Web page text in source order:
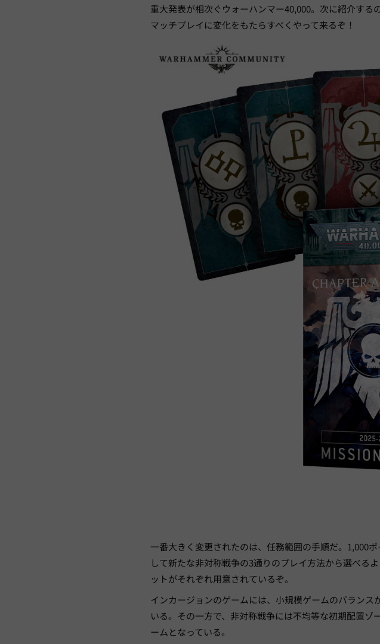
重大発表が相次ぐウォーハンマー40,000。次に紹介する
マッチプレイに変化をもたらすべくやって来るぞ！
一番大きく変更されたのは、任務範囲の手順だ。1,000
して新たな非対称戦争の3通りのプレイ方法から選べる
ットがそれぞれ用意されているぞ。
インカージョンのゲームには、小規模ゲームのバラン
いる。その一方で、非対称戦争には不均等な初期配置
ームとなっている。